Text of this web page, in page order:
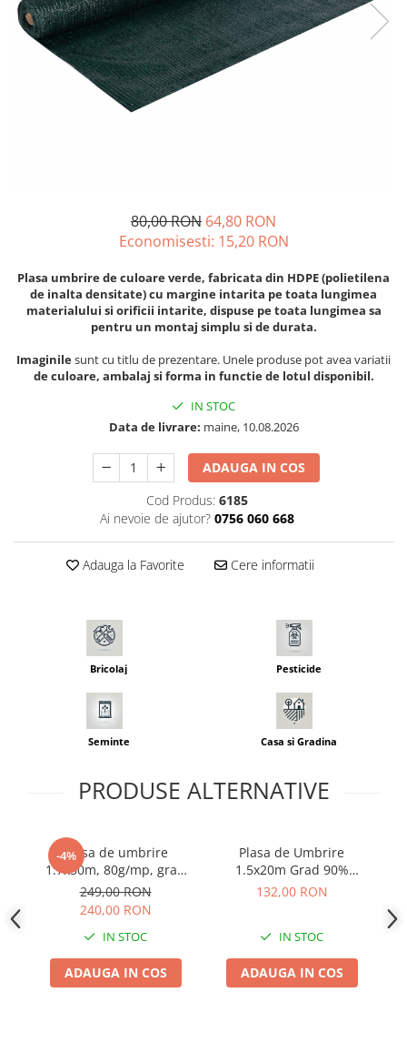
Diverse
Seminte legume
Plante medicinale
Seminte de Patrunjel
Seminte de praz
Seminte dovleac decorativ
Seminte dovlecel / dovleac
Seminte fasole
Seminte morcovi
Seminte pastarnac
Seminte plante aromatice
Seminte salata
Seminte sfecla
Seminte varza
Seminte Vinete
Seminte zucchini
Seminte Legume Profesionale
Seminte pentru germinare
Diverse
Fungicid
Insecticid
Tratamente repaus vegetativ
80,00 RON 64,80 RON
Economisesti: 15,20 RON
Plasa umbrire de culoare verde, fabricata din HDPE (polietilena
de inalta densitate) cu margine intarita pe toata lungimea
materialului si orificii intarite, dispuse pe toata lungimea sa
pentru un montaj simplu si de durata.
Imaginilesunt cu titlu de prezentare. Unele produse pot avea variatii
de culoare, ambalaj si forma in functie de lotul disponibil.
IN STOC
Data de livrare: maine, 10.08.2026
ADAUGA IN COS
Cod Produs: 6185
Ai nevoie de ajutor? 0756 060 668
Adauga la Favorite Cere informatii
Bricolaj Pesticide
Seminte Casa si Gradina
PRODUSE ALTERNATIVE
-4%
Plasa de umbrire
1.7x50m, 80g/mp, grad
de umbrire 80%
249,00 RON
240,00 RON
IN STOC
ADAUGA IN COS
Plasa de Umbrire
1.5x20m Grad 90%
Densitate 120g/mp -
132,00 RON
IN STOC
ADAUGA IN COS